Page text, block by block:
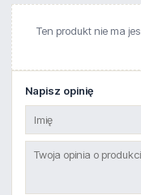
Ten produkt nie ma
Napisz opinię